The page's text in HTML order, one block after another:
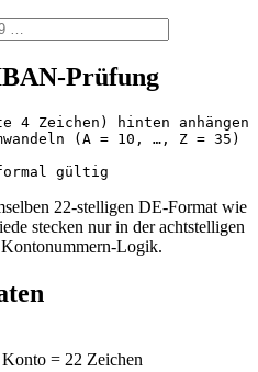
Prüfung
Zeichen) hinten anhängen
(A = 10, …, Z = 35)
gültig
22-stelligen DE-Format wie
stecken nur in der achtstelligen
Logik.
= 22 Zeichen